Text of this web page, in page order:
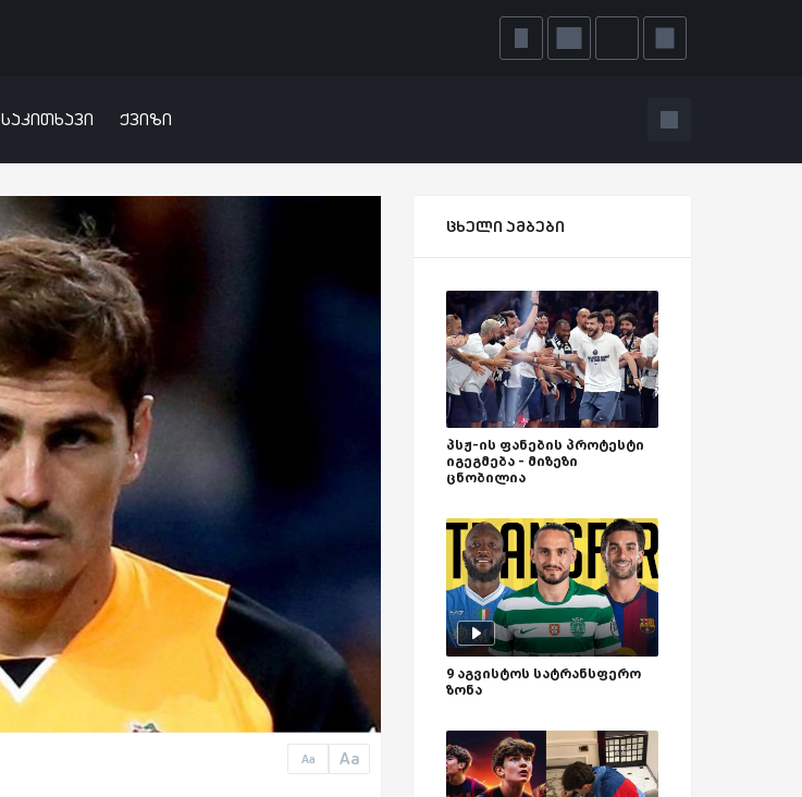
საკითხავი ქვიზი
Aa Aa
ცხელი ამბები
პსჟ-ის ფანების პროტესტი
იგეგმება - მიზეზი
ცნობილია
9 აგვისტოს სატრანსფერო
ზონა